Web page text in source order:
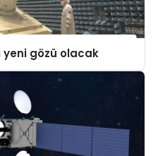
yeni gözü olacak